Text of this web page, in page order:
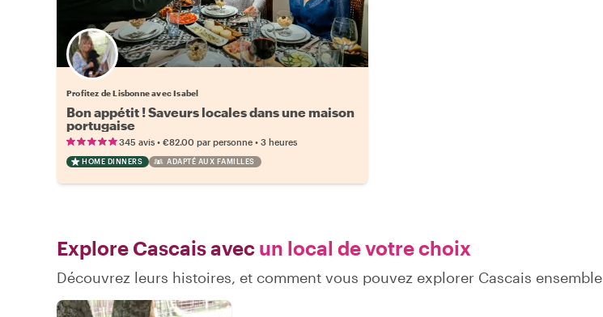
Profitez de Lisbonne avec Isabel
Bon appétit ! Saveurs locales dans une maison
portugaise
345 avis • €82.00 par personne • 3 heures
HOME DINNERS ADAPTÉ AUX FAMILLES
Explore Cascais avec un local de votre choix
Découvrez leurs histoires, et comment vous pouvez explorer Cascais ensemble